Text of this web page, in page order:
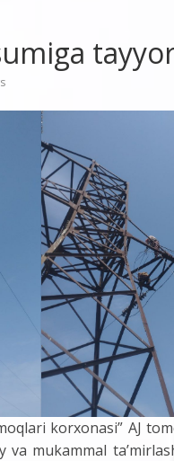
korxonasi” AJ
va mukammal